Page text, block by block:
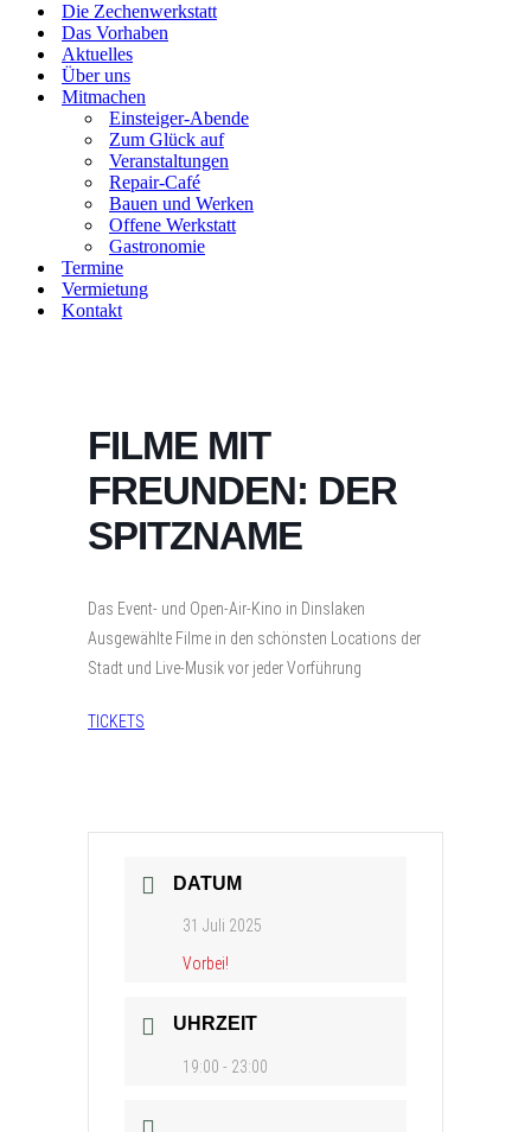
Die Zechenwerkstatt
Das Vorhaben
Aktuelles
Über uns
Mitmachen
Einsteiger-Abende
Zum Glück auf
Veranstaltungen
Repair-Café
Bauen und Werken
Offene Werkstatt
Gastronomie
Termine
Vermietung
Kontakt
FILME MIT
FREUNDEN: DER
SPITZNAME
Das Event- und Open-Air-Kino in Dinslaken
Ausgewählte Filme in den schönsten Locations der
Stadt und Live-Musik vor jeder Vorführung
TICKETS
DATUM
31 Juli 2025
Vorbei!
UHRZEIT
19:00 - 23:00